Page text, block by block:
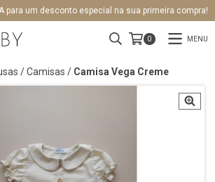
para um desconto especial na sua primeira compra!
0 MENU
/ Camisas / Camisa Vega Creme